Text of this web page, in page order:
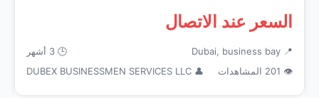
Services in Dub...
السعر عند الاتصال
📍 Dubai, business bay
🕒 3 أشهر
👁 201 المشاهدات
👤 DUBEX BUSINESSMEN SERVICES LLC